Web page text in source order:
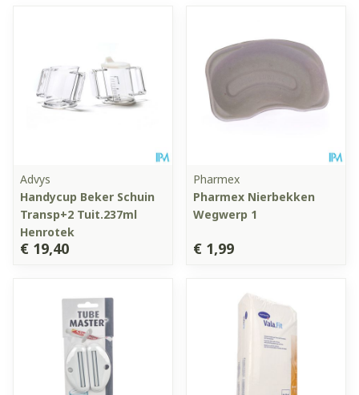
Advys
Handycup Beker Schuin
Transp+2 Tuit.237ml
Henrotek
€ 19,40
Pharmex
Pharmex Nierbekken
Wegwerp 1
€ 1,99